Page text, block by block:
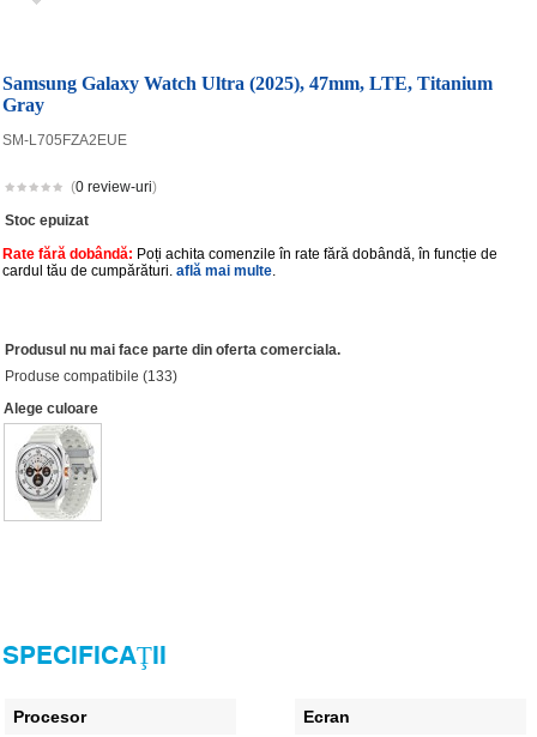
Samsung Galaxy Watch Ultra (2025), 47mm, LTE, Titanium
Gray
SM-L705FZA2EUE
(0 review-uri)
Stoc epuizat
Rate fără dobândă: Poți achita comenzile în rate fără dobândă, în funcție de
cardul tău de cumpărături.află mai multe.
Produsul nu mai face parte din oferta comerciala.
Produse compatibile (133)
Alege culoare
SPECIFICAŢII
Procesor Ecran